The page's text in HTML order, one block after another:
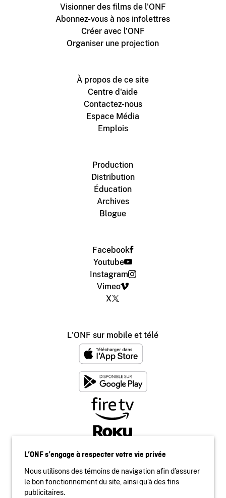
Visionner des films de l'ONF
Abonnez-vous à nos infolettres
Créer avec l’ONF
Organiser une projection
À propos de ce site
Centre d'aide
Contactez-nous
Espace Média
Emplois
Production
Distribution
Éducation
Archives
Blogue
Facebook
Youtube
Instagram
Vimeo
X
L'ONF sur mobile et télé
L’ONF s’engage à respecter votre vie privée
Nous utilisons des témoins de navigation afin d’assurer
le bon fonctionnement du site, ainsi qu’à des fins
publicitaires.